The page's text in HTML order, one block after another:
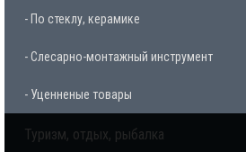
- По стеклу, керамике
- Слесарно-монтажный инструмент
- Уценненые товары
Туризм, отдых, рыбалка